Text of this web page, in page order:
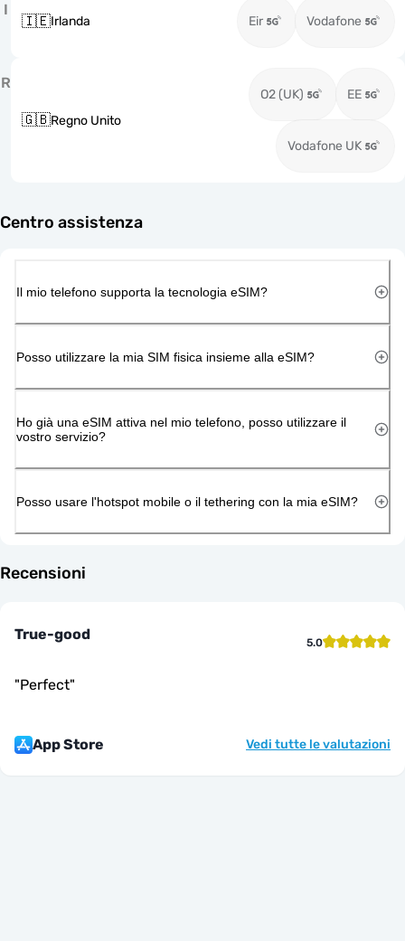
I
🇮🇪Irlanda Eir Vodafone
R
🇬🇧Regno Unito
O2 (UK) EE
Vodafone UK
Centro assistenza
Il mio telefono supporta la tecnologia eSIM?
Posso utilizzare la mia SIM fisica insieme alla eSIM?
Ho già una eSIM attiva nel mio telefono, posso utilizzare il
vostro servizio?
Posso usare l'hotspot mobile o il tethering con la mia eSIM?
Recensioni
True-good 5.0
"Perfect"
App Store Vedi tutte le valutazioni